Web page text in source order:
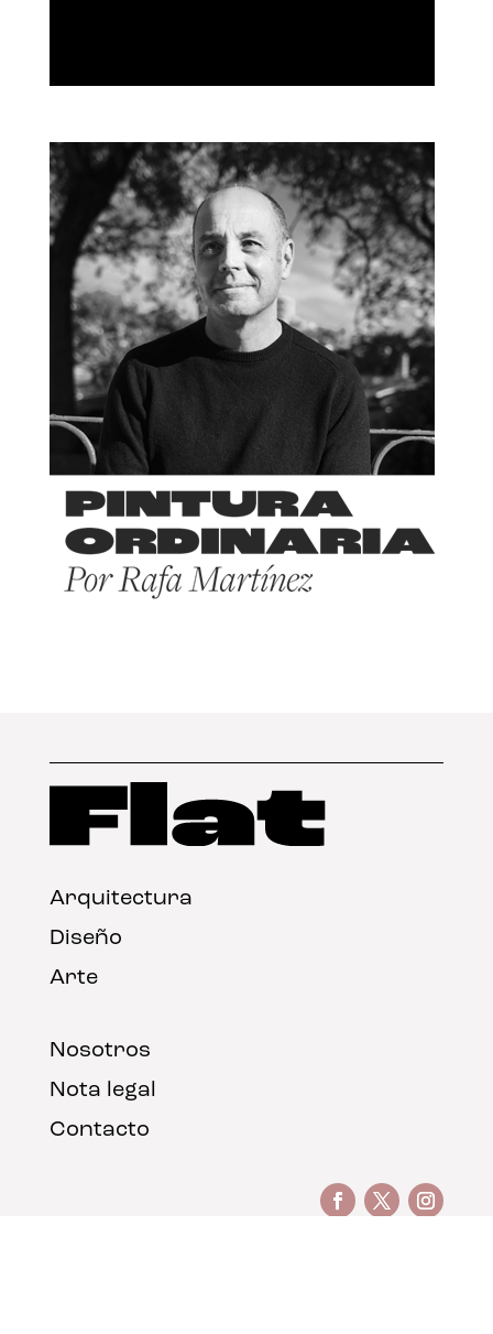
Arquitectura
Diseño
Arte
Nosotros
Nota legal
Contacto